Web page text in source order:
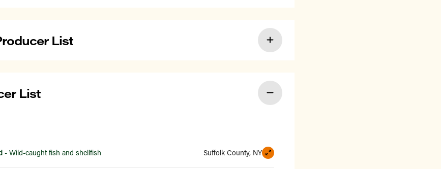
List
List
- Wild-caught fish and shellfish Suffolk County, NY